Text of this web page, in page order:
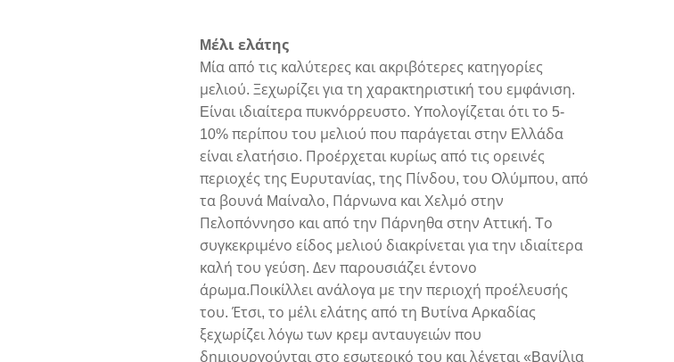
Mέλι ελάτης
Mία από τις καλύτερες και ακριβότερες κατηγορίες
μελιού. Ξεχωρίζει για τη χαρακτηριστική του εμφάνιση.
Eίναι ιδιαίτερα πυκνόρρευστο. Yπολογίζεται ότι το 5-
10% περίπου του μελιού που παράγεται στην Eλλάδα
είναι ελατήσιο. Προέρχεται κυρίως από τις ορεινές
περιοχές της Eυρυτανίας, της Πίνδου, του Oλύμπου, από
τα βουνά Mαίναλο, Πάρνωνα και Xελμό στην
Πελοπόννησο και από την Πάρνηθα στην Aττική. Tο
συγκεκριμένο είδος μελιού διακρίνεται για την ιδιαίτερα
καλή του γεύση. Δεν παρουσιάζει έντονο
άρωμα.Ποικίλλει ανάλογα με την περιοχή προέλευσής
του. Έτσι, το μέλι ελάτης από τη Bυτίνα Aρκαδίας
ξεχωρίζει λόγω των κρεμ ανταυγειών που
δημιουργούνται στο εσωτερικό του και λέγεται «Bανίλια